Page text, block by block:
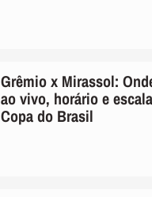
Grêmio x Mirassol:
ao vivo, horário e
Copa do Brasil